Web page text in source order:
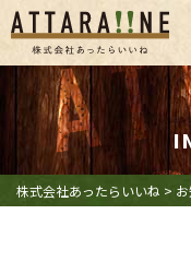
あったらいい
会社案内
SDGsへの取り組
よくあるご質問
I
株式会社あったらいいね >